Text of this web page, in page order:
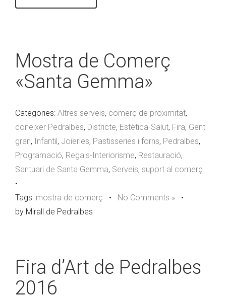
Mostra de Comerç
«Santa Gemma»
Categories: Altres serveis, comerç de proximitat,
coneixer Pedralbes, Districte, Estètica-Salut, Fira, Gent
gran, Infantil , Joieries, Pastisseries i forns, Pedralbes,
Programació, Regals-Interiorisme, Restauració,
Santuari de Santa Gemma, Serveis, suport al comerç
•
Tags: mostra de comerç • No Comments » •
by Mirall de Pedralbes
Fira d’Art de Pedralbes
2016